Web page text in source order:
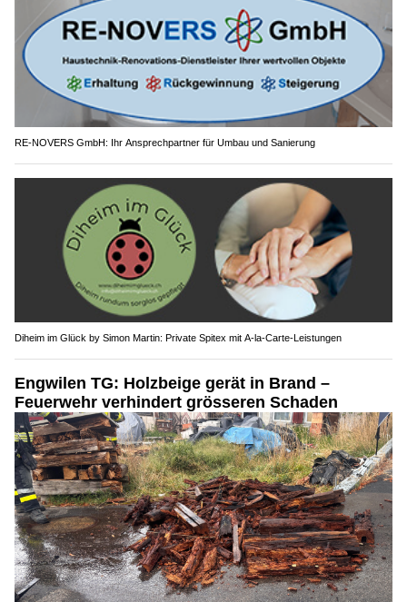
RE-NOVERS GmbH: Ihr Ansprechpartner für Umbau und Sanierung
Diheim im Glück by Simon Martin: Private Spitex mit A-la-Carte-Leistungen
Engwilen TG: Holzbeige gerät in Brand –
Feuerwehr verhindert grösseren Schaden